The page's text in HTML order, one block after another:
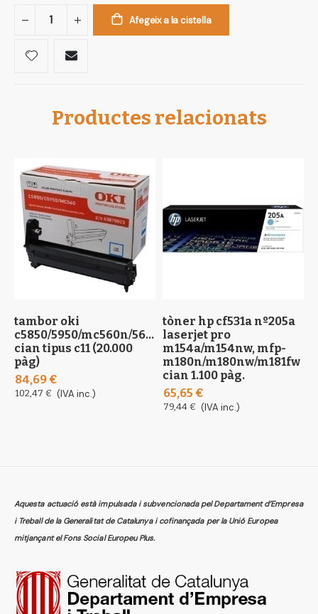
Afegeix a la cistella
Productes relacionats
tambor oki
c5850/5950/mc560n/560dn
cian tipus c11 (20.000
pàg)
84,69 €
102,47 € (IVA inc.)
tòner hp cf531a nº205a
laserjet pro
m154a/m154nw, mfp-
m180n/m180nw/m181fw
cian 1.100 pàg.
65,65 €
79,44 € (IVA inc.)
Aquesta actuació està impulsada i subvencionada pel Departament d’Empresa
i Treball de la Generalitat de Catalunya i cofinançada per la Unió Europea
mitjançant el Fons Social Europeu Plus.